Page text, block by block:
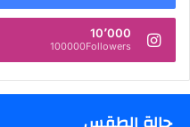
10٬000
100000Followers